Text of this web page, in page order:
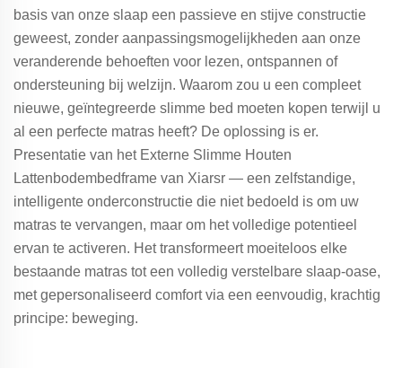
basis van onze slaap een passieve en stijve constructie
geweest, zonder aanpassingsmogelijkheden aan onze
veranderende behoeften voor lezen, ontspannen of
ondersteuning bij welzijn. Waarom zou u een compleet
nieuwe, geïntegreerde slimme bed moeten kopen terwijl u
al een perfecte matras heeft? De oplossing is er.
Presentatie van het Externe Slimme Houten
Lattenbodembedframe van Xiarsr — een zelfstandige,
intelligente onderconstructie die niet bedoeld is om uw
matras te vervangen, maar om het volledige potentieel
ervan te activeren. Het transformeert moeiteloos elke
bestaande matras tot een volledig verstelbare slaap-oase,
met gepersonaliseerd comfort via een eenvoudig, krachtig
principe: beweging.